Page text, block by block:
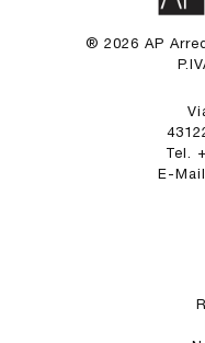
® 2026 AP
Tel.
E-